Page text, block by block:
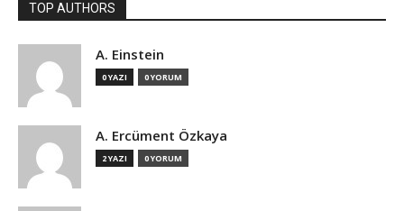
TOP AUTHORS
A. Einstein
0 YAZI 0 YORUM
A. Ercüment Özkaya
2 YAZI 0 YORUM